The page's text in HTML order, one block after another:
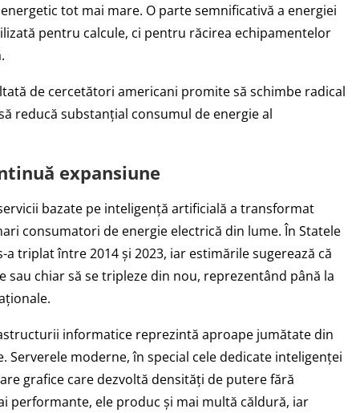
tot mai mare. O parte semnificativă a energiei
pentru calcule, ci pentru răcirea echipamentelor
de cercetători americani promite să schimbe radical
reducă substanțial consumul de energie al
expansiune
bazate pe inteligență artificială a transformat
consumatori de energie electrică din lume. În Statele
triplat între 2014 și 2023, iar estimările sugerează că
sau chiar să se tripleze din nou, reprezentând până la
informatice reprezintă aproape jumătate din
moderne, în special cele dedicate inteligenței
grafice care dezvoltă densități de putere fără
performante, ele produc și mai multă căldură, iar